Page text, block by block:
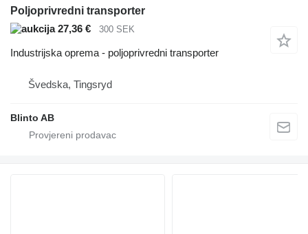
Poljoprivredni transporter
27,36 €
300 SEK
Industrijska oprema - poljoprivredni transporter
Švedska, Tingsryd
Blinto AB